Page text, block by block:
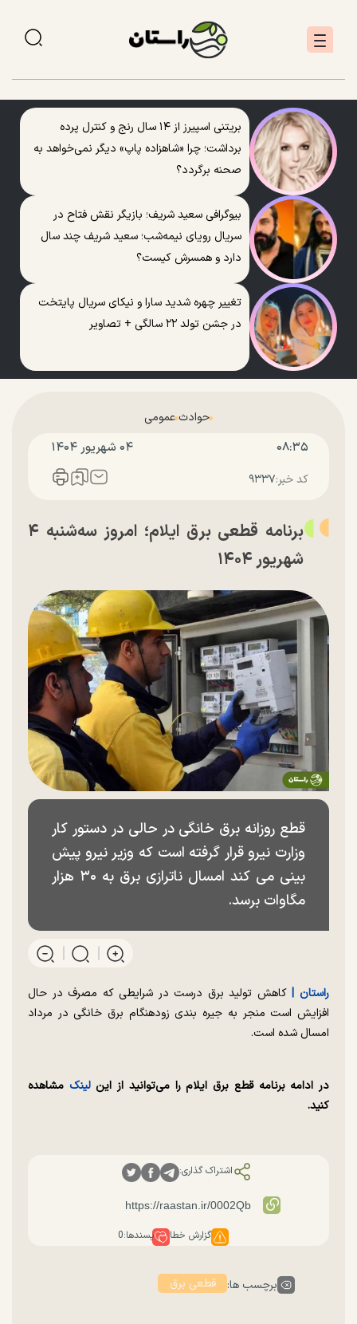
بریتنی اسپیرز از ۱۴ سال رنج و کنترل پرده
برداشت؛ چرا «شاهزاده پاپ» دیگر نمی‌خواهد به
صحنه برگردد؟
بیوگرافی سعید شریف؛ بازیگر نقش فتاح در
سریال رویای نیمه‌شب؛ سعید شریف چند سال
دارد و همسرش کیست؟
تغییر چهره شدید سارا و نیکای سریال پایتخت
در جشن تولد ۲۲ سالگی + تصاویر
حوادث عمومی
۰۸:۳۵ ۰۴ شهريور ۱۴۰۴
کد خبر:۹۳۳۷
برنامه قطعی برق ایلام؛ امروز سه‌شنبه ۴
شهریور ۱۴۰۴
قطع روزانه برق خانگی در حالی در دستور کار
وزارت نیرو قرار گرفته است که وزیر نیرو پیش
بینی می کند امسال ناترازی برق به ۳۰ هزار
مگاوات برسد.
راستان | کاهش تولید برق درست در شرایطی که مصرف در حال
افزایش است منجر به جیره بندی زودهنگام برق خانگی در مرداد
امسال شده است.
در ادامه برنامه قطع برق ایلام را می‌توانید از اینلینک مشاهده
کنید.
اشتراک گذاری:
گزارش خطا پسندها:0
برچسب ها: قطعی برق